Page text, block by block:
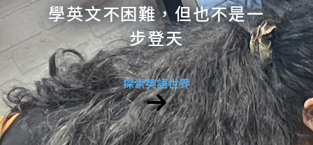
學英文不困難，但也不是一
步登天
探索英語世界